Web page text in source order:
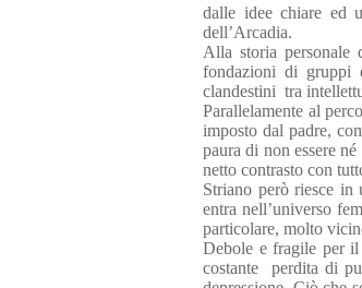
dalle idee chiare ed
dell’Arcadia.
Alla storia personale
fondazioni di gruppi
clandestini tra
Parallelamente al
imposto dal padre,
paura di non essere
netto contrasto con
Striano però riesce in
entra nell’universo
particolare, molto
Debole e fragile per
costante
perdita di